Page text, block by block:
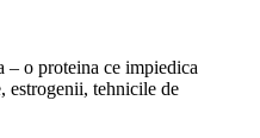
o proteina ce impiedica
estrogenii, tehnicile de